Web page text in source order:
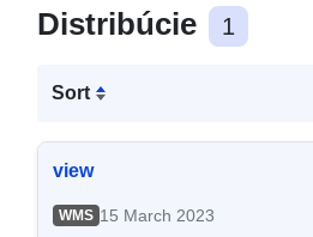
Distribúcie 1
Sort
view
WMS 15 March 2023